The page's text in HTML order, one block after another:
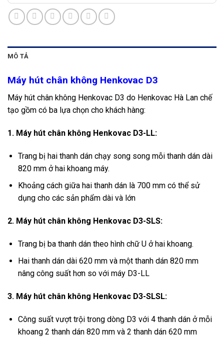
MÔ TẢ
Máy hút chân không Henkovac D3
Máy hút chân không Henkovac D3 do Henkovac Hà Lan chế
tạo gồm có ba lựa chọn cho khách hàng:
1. Máy hút chân không Henkovac D3-LL:
Trang bị hai thanh dán chạy song song mỗi thanh dán dài
820 mm ở hai khoang máy.
Khoảng cách giữa hai thanh dán là 700 mm có thể sử
dụng cho các sản phẩm dài và lớn
2. Máy hút chân không Henkovac D3-SLS:
Trang bị ba thanh dán theo hình chữ U ở hai khoang.
Hai thanh dán dài 620 mm và một thanh dán 820 mm
nâng công suất hơn so với máy D3-LL
3. Máy hút chân không Henkovac D3-SLSL:
Công suất vượt trội trong dòng D3 với 4 thanh dán ở mỗi
khoang 2 thanh dán 820 mm và 2 thanh dán 620 mm